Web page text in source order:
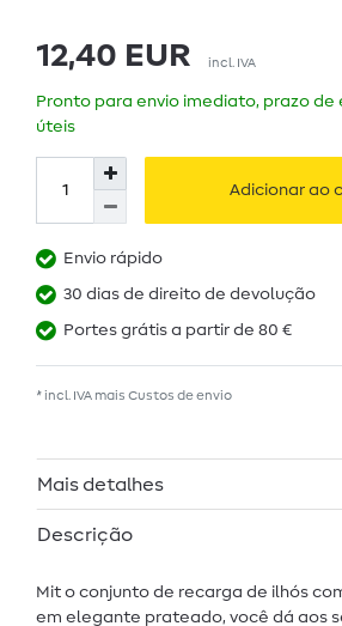
12,40 EUR incl. IVA
Pronto para envio imediato, prazo de
úteis
Adicionar ao
Envio rápido
30 dias de direito de devolução
Portes grátis a partir de 80 €
* incl. IVA mais Custos de envio
Mais detalhes
Descrição
Mit o conjunto de recarga de ilhós
em elegante prateado, você dá aos